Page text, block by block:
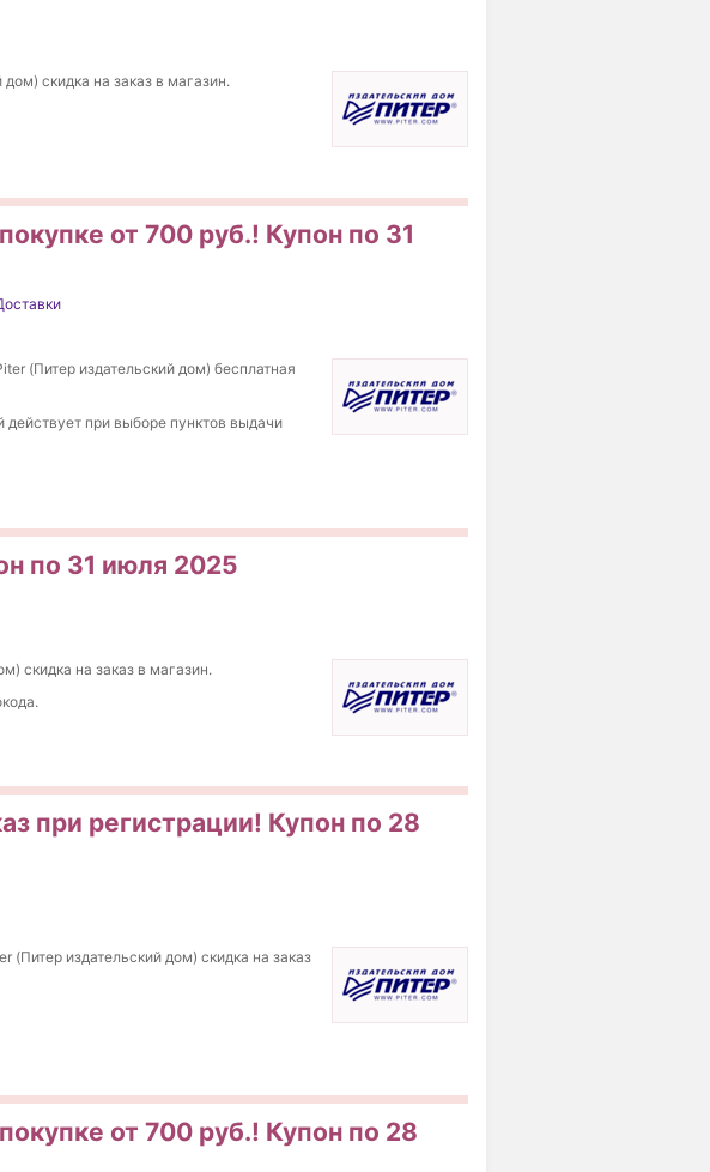
скидка на заказ в магазин.
от 700 руб.! Купон по 31
(Питер издательский дом) бесплатная
действует при выборе пунктов выдачи
по 31 июля 2025
скидка на заказ в магазин.
при регистрации! Купон по 28
(Питер издательский дом) скидка на заказ
от 700 руб.! Купон по 28